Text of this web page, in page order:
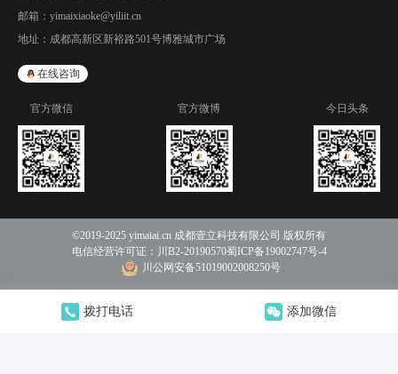
拨打电话 添加微信
邮箱： yimaixiaoke@yiliit.cn
地址： 成都高新区新裕路501号博雅城市广场
在线咨询
官方微信 官方微博 今日头条
©2019-2025 yimaiai.cn 成都壹立科技有限公司 版权所有
电信经营许可证： 川B2-20190570蜀ICP备19002747号-4
川公网安备51019002008250号